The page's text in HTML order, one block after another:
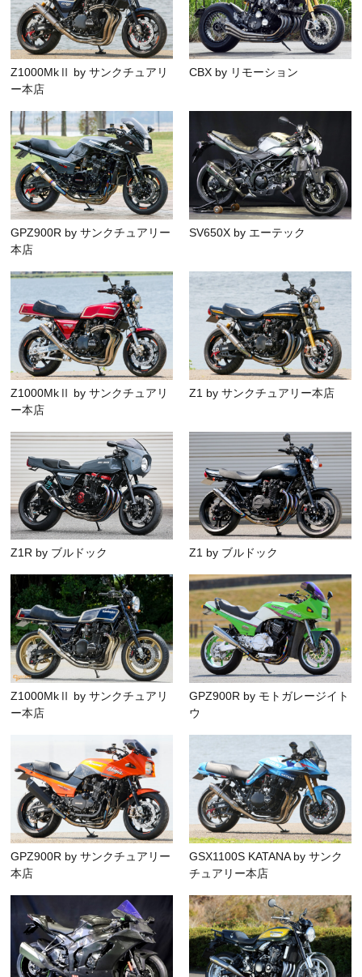
Z1000MkⅡ by サンクチュアリ
ー本店
CBX by リモーション
GPZ900R by サンクチュアリー
本店
SV650X by エーテック
Z1000MkⅡ by サンクチュアリ
ー本店
Z1 by サンクチュアリー本店
Z1R by ブルドック Z1 by ブルドック
Z1000MkⅡ by サンクチュアリ
ー本店
GPZ900R by モトガレージイト
ウ
GPZ900R by サンクチュアリー
本店
GSX1100S KATANA by サンク
チュアリー本店